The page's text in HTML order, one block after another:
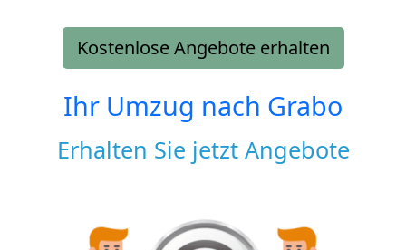
Kostenlose Angebote erhalten
Ihr Umzug nach Grabo
Erhalten Sie jetzt Angebote